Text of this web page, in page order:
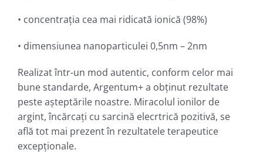
• concentrația cea mai ridicată ionică (98%)
• dimensiunea nanoparticulei 0,5nm – 2nm
Realizat într-un mod autentic, conform celor mai
bune standarde, Argentum+ a obținut rezultate
peste așteptările noastre. Miracolul ionilor de
argint, încărcați cu sarcină elecrtrică pozitivă, se
află tot mai prezent în rezultatele terapeutice
excepționale.